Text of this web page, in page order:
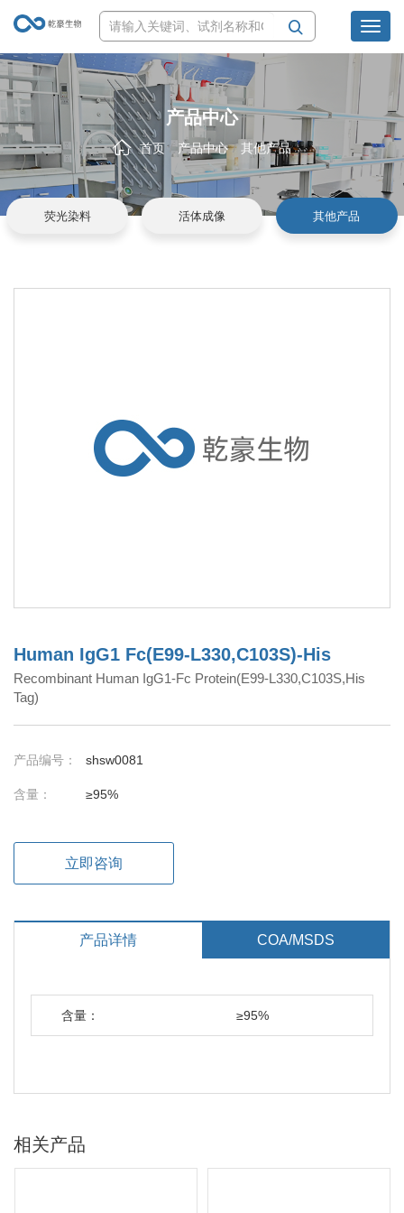
产品中心
首页 产品中心 其他产品
荧光染料 活体成像 其他产品
Human IgG1 Fc(E99-L330,C103S)-His
Recombinant Human IgG1-Fc Protein(E99-L330,C103S,His
Tag)
产品编号： shsw0081
含量： ≥95%
立即咨询
产品详情 COA/MSDS
含量： ≥95%
相关产品